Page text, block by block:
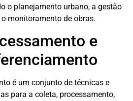
o planejamento urbano, a gestão
monitoramento de obras.
e
é um conjunto de técnicas e
para a coleta, processamento,